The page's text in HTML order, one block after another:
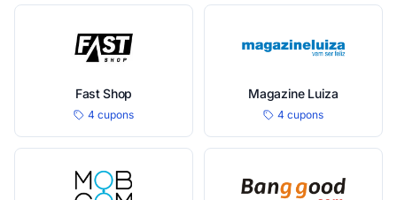
Fast Shop
4 cupons
Magazine Luiza
4 cupons